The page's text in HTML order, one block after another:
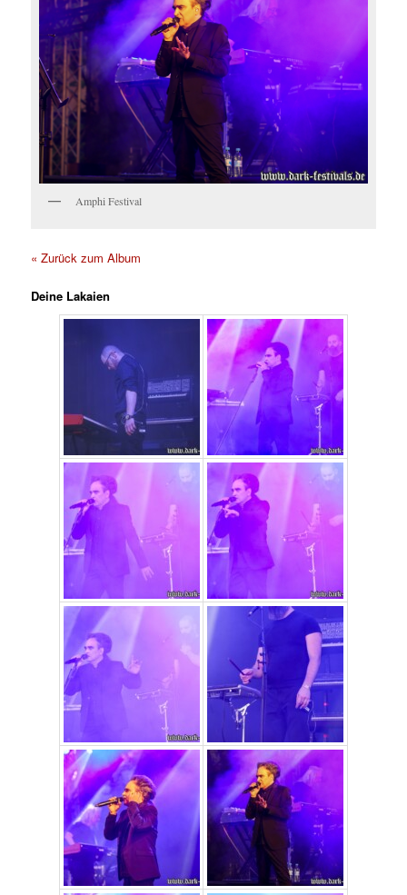
Amphi Festival
« Zurück zum Album
Deine Lakaien